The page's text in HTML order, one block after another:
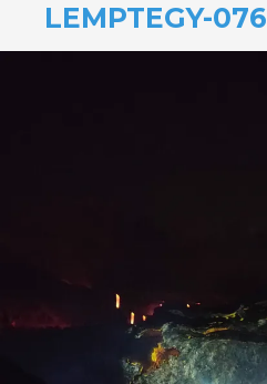
LEMPTEGY-076